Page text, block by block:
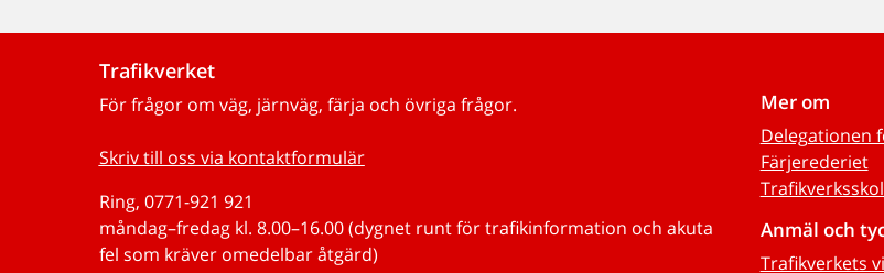
Trafikverket
För frågor om väg, järnväg, färja och övriga frågor.
Skriv till oss via kontaktformulär
Ring, 0771-921 921
måndag–fredag kl. 8.00–16.00 (dygnet runt för trafikinformation och akuta
fel som kräver omedelbar åtgärd)
Mer om
Delegationen
Färjerederiet
Anmäl och
Trafikverkets